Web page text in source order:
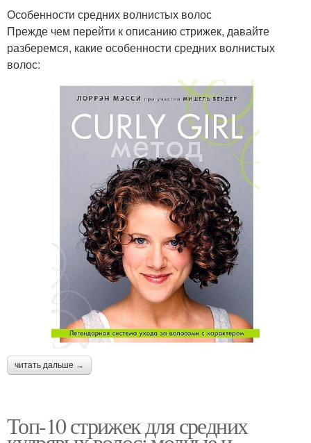
Особенности средних волнистых волос
Прежде чем перейти к описанию стрижек, давайте
разберемся, какие особенности средних волнистых
волос:
читать дальше →
Топ-10 стрижек для средних